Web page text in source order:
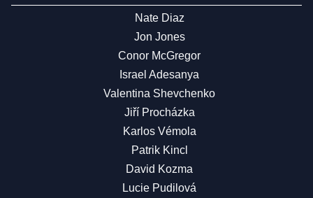
Nate Diaz
Jon Jones
Conor McGregor
Israel Adesanya
Valentina Shevchenko
Jiří Procházka
Karlos Vémola
Patrik Kincl
David Kozma
Lucie Pudilová